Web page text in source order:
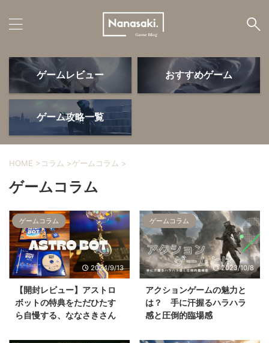
ゲームレビュー
ゲームデバイス
ゲーム攻略 よかったモノ
ブログ運営 お問い合わせ
ゲームレビュー おすすめゲーム
ゲーム攻略一覧
HOME > コラム >ゲームコラム >
ゲームコラム
ゲームコラム
2024/9/13
【開封レビュー】アストロ
ボットの特典をただひたす
ら自慢する、ななさきさん
ゲームコラム
2023/10/8
アクションゲームの魅力と
は？ 手に汗握るハラハラ
感と圧倒的臨場感